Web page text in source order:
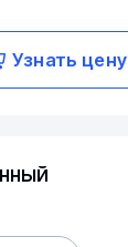
Узнать цену